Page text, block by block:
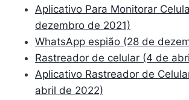
Aplicativo Para Monitorar
dezembro de 2021)
WhatsApp espião (28 de
Rastreador de celular (4 de
Aplicativo Rastreador de
abril de 2022)